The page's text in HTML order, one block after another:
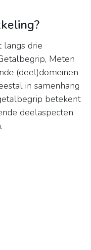
drie
Meten
(deel)domeinen
in samenhang
betekent
deelaspecten